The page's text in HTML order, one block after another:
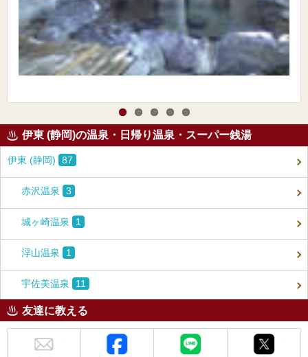
伊東 (静岡)の温泉・日帰り温泉・スーパー銭湯
伊東 (静岡) 87
赤沢温泉 3
城ヶ崎温泉 1
浮山温泉 1
宇佐美温泉 11
友達に教える